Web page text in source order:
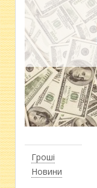
Гроші
Новини